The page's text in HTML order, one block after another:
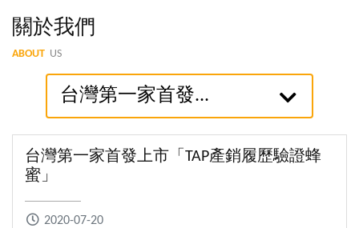
關於我們
ABOUT US
台灣第一家首發...
台灣第一家首發上市「TAP產銷履歷驗證蜂
蜜」
2020-07-20